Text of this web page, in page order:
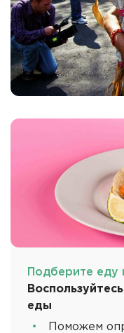
Подберите еду
еды
Поможем